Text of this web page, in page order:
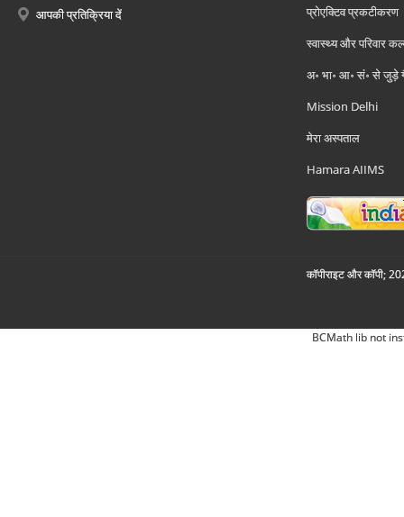
आपकी प्रतिक्रिया दें
प्रोएक्टिव प्रकटीकरण
स्वास्थ्य और परिवार
अ॰ भा॰ आ॰ सं॰ से जुड़े
Mission Delhi
मेरा अस्पताल
Hamara AIIMS
कॉपीराइट और कॉपी;
BCMath lib not